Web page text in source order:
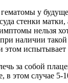
у
стенки
нельзя
наличии
за собой
этом случае